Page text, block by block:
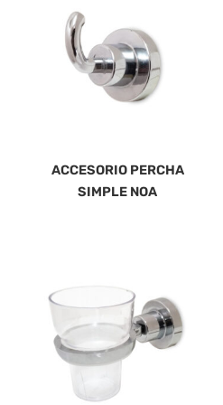
ACCESORIO PERCHA
SIMPLE NOA